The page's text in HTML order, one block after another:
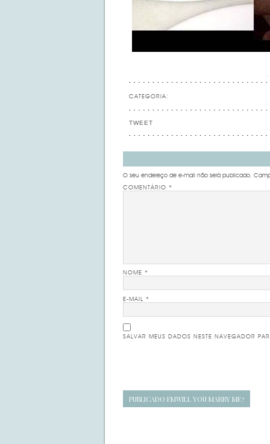
CATEGORIA:
TWEET
O seu endereço de e-mail não será publicado.
COMENTÁRIO *
NOME *
E-MAIL *
SALVAR MEUS DADOS NESTE NAVEGADOR
Navegação
PUBLICADO EMWILL YOU MARRY ME?